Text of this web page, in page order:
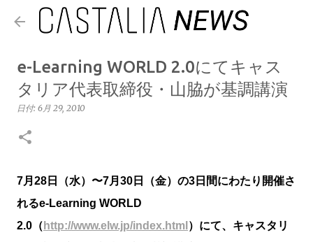
スキップしてメイン コンテンツに移動
e-Learning WORLD 2.0にてキャス
タリア代表取締役・山脇が基調講演
日付: 6月 29, 2010
7月28日（水）〜7月30日（金）の3日間にわたり開催さ
れるe-Learning WORLD
2.0（ http://www.elw.jp/index.html ）にて、キャスタリ